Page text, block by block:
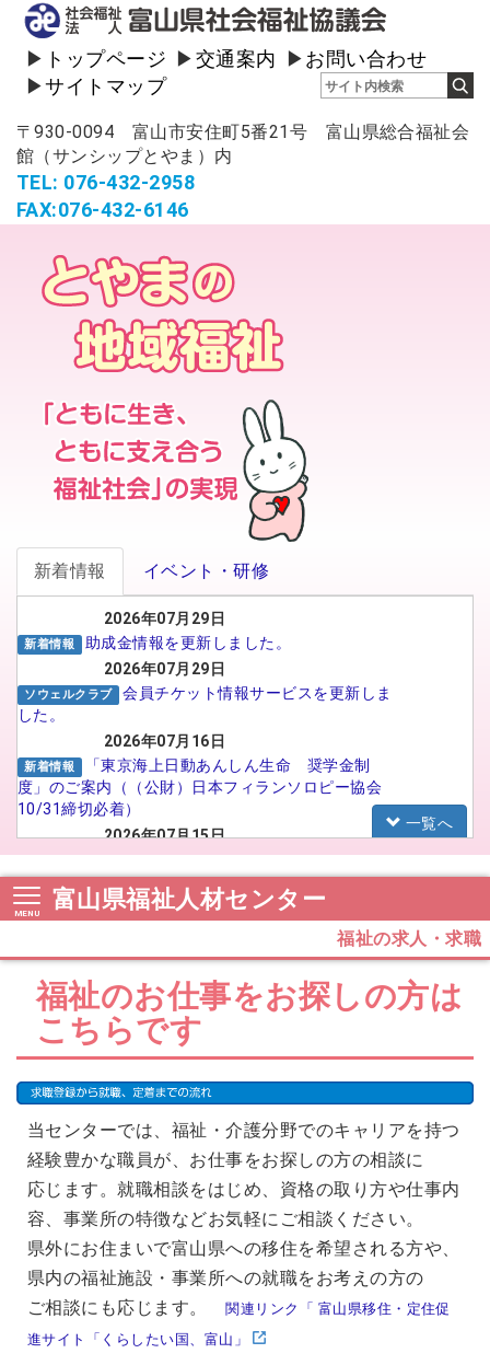
トップページ 交通案内
お問い合わせ
サイトマップ
〒930-0094 富山市安住町5番21号 富山県総合福祉会
館（サンシップとやま）内
TEL: 076-432-2958
FAX:076-432-6146
新着情報 イベント・研修
2026年07月29日
新着情報
助成金情報を更新しました。
2026年07月29日
ソウェルクラブ
会員チケット情報サービスを更新しま
した。
2026年07月16日
新着情報
「東京海上日動あんしん生命 奨学金制
度」のご案内（（公財）日本フィランソロピー協会
10/31締切必着）
2026年07月15日
がんばる介護職員応援事業 イメー
ジアップ動画広告のSNS広告配信プロポーザルの実
施について
お知らせ
【法人向け】福祉のお仕事フェア in
TOYAMA 2026に参加される法人の皆様へ
2026年07月14日
ソウェルクラブ
会員交流事業を更新しました。
2026年07月10日
した。
2026年07月06日
福祉カレッジ
№29 強度行動障害支援者養成研修（基
礎研修）の募集を開始しました。
一覧へ
富山県福祉人材センター
福祉の求人・求職
福祉のお仕事をお探しの方は
こちらです
当センターでは、福祉・介護分野でのキャリアを持つ
経験豊かな職員が、お仕事をお探しの方の相談に
応じます。就職相談をはじめ、資格の取り方や仕事内
容、事業所の特徴などお気軽にご相談ください。
県外にお住まいで富山県への移住を希望される方や、
県内の福祉施設・事業所への就職をお考えの方の
ご相談にも応じます。関連リンク「 富山県移住・定住促
進サイト「くらしたい国、富山」